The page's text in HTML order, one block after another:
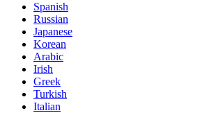
Spanish
Russian
Japanese
Korean
Arabic
Irish
Greek
Turkish
Italian